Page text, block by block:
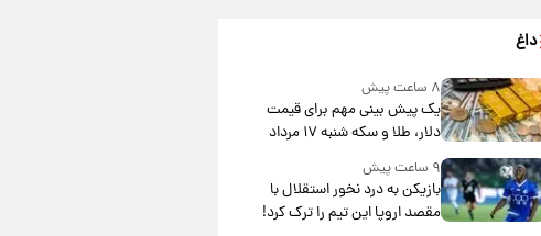
داغ
۸ ساعت پیش
یک پیش ‌بینی مهم برای قیمت
دلار، طلا و سکه شنبه ۱۷ مرداد
۹ ساعت پیش
بازیکن به درد نخور استقلال با
مقصد اروپا این تیم را ترک کرد!